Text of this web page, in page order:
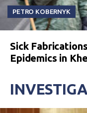
PETRO KOBERNYK
Sick
Epidemics in